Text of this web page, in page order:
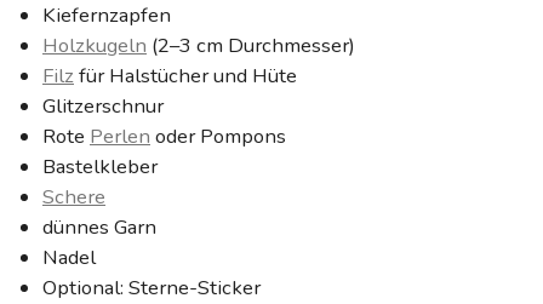
Kiefernzapfen
Holzkugeln (2–3 cm Durchmesser)
Filzfür Halstücher und Hüte
Glitzerschnur
Rote Perlen oder Pompons
Bastelkleber
Schere
dünnes Garn
Nadel
Optional: Sterne-Sticker